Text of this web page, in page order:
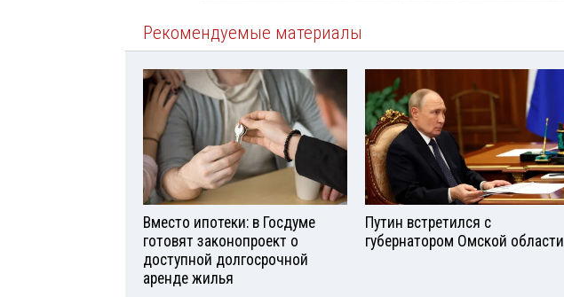
Рекомендуемые материалы
Вместо ипотеки: в Госдуме
готовят законопроект о
доступной долгосрочной
аренде жилья
Путин встретился с
губернатором Омской области